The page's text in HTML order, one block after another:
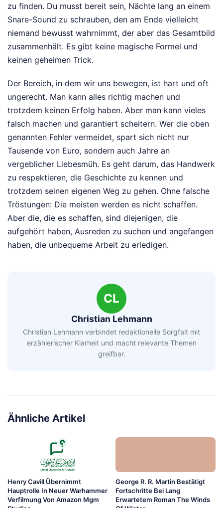
zu finden. Du musst bereit sein, Nächte lang an einem
Snare-Sound zu schrauben, den am Ende vielleicht
niemand bewusst wahrnimmt, der aber das Gesamtbild
zusammenhält. Es gibt keine magische Formel und
keinen geheimen Trick.
Der Bereich, in dem wir uns bewegen, ist hart und oft
ungerecht. Man kann alles richtig machen und
trotzdem keinen Erfolg haben. Aber man kann vieles
falsch machen und garantiert scheitern. Wer die oben
genannten Fehler vermeidet, spart sich nicht nur
Tausende von Euro, sondern auch Jahre an
vergeblicher Liebesmüh. Es geht darum, das Handwerk
zu respektieren, die Geschichte zu kennen und
trotzdem seinen eigenen Weg zu gehen. Ohne falsche
Tröstungen: Die meisten werden es nicht schaffen.
Aber die, die es schaffen, sind diejenigen, die
aufgehört haben, Ausreden zu suchen und angefangen
haben, die unbequeme Arbeit zu erledigen.
CL
Christian Lehmann
Christian Lehmann verbindet redaktionelle Sorgfalt mit
erzählerischer Klarheit und macht relevante Themen
greifbar.
Ähnliche Artikel
Henry Cavill Übernimmt
Hauptrolle In Neuer Warhammer
Verfilmung Von Amazon Mgm
George R. R. Martin Bestätigt
Fortschritte Bei Lang
Erwartetem Roman The Winds